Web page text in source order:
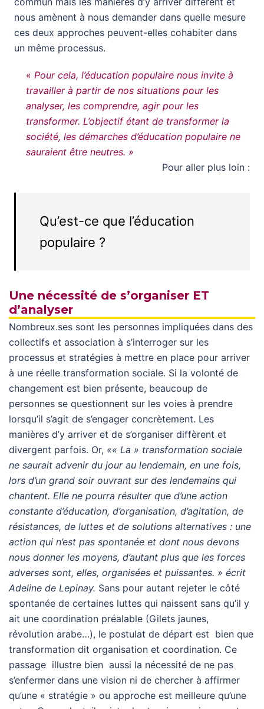
nous amènent à nous demander dans quelle mesure
ces deux approches peuvent-elles cohabiter dans
un même processus.
« Pour cela, l’éducation populaire nous invite à
travailler à partir de nos situations pour les
analyser, les comprendre, agir pour les
transformer. L’objectif étant de transformer la
société, les démarches d’éducation populaire ne
sauraient être neutres. »
Pour aller plus loin :
Qu’est-ce que l’éducation
populaire ?
Une nécessité de s’organiser ET
d’analyser
Nombreux.ses sont les personnes impliquées dans des
collectifs et association à s’interroger sur les
processus et stratégies à mettre en place pour arriver
à une réelle transformation sociale. Si la volonté de
changement est bien présente, beaucoup de
personnes se questionnent sur les voies à prendre
lorsqu’il s’agit de s’engager concrètement. Les
manières d’y arriver et de s’organiser diffèrent et
divergent parfois. Or, «« La » transformation sociale
ne saurait advenir du jour au lendemain, en une fois,
lors d’un grand soir ouvrant sur des lendemains qui
chantent. Elle ne pourra résulter que d’une action
constante d’éducation, d’organisation, d’agitation, de
résistances, de luttes et de solutions alternatives : une
action qui n’est pas spontanée et dont nous devons
nous donner les moyens, d’autant plus que les forces
adverses sont, elles, organisées et puissantes. » écrit
Adeline de Lepinay. Sans pour autant rejeter le côté
spontanée de certaines luttes qui naissent sans qu’il y
ait une coordination préalable (Gilets jaunes,
révolution arabe…), le postulat de départ est bien que
transformation dit organisation et coordination. Ce
passage illustre bien aussi la nécessité de ne pas
s’enfermer dans une vision ni de chercher à affirmer
qu’une « stratégie » ou approche est meilleure qu’une